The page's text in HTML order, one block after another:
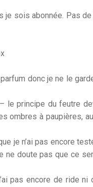
sois abonnée. Pas
parfum donc je ne le
le principe du feutre
ombres à paupières,
je n’ai pas encore
doute pas que ce
pas encore de ride